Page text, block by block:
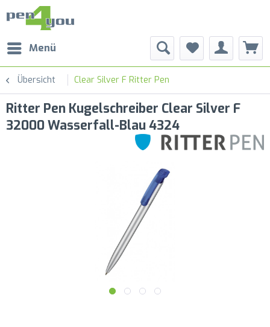
Menü
Übersicht Clear Silver F Ritter Pen
Ritter Pen Kugelschreiber Clear Silver F
32000 Wasserfall-Blau 4324